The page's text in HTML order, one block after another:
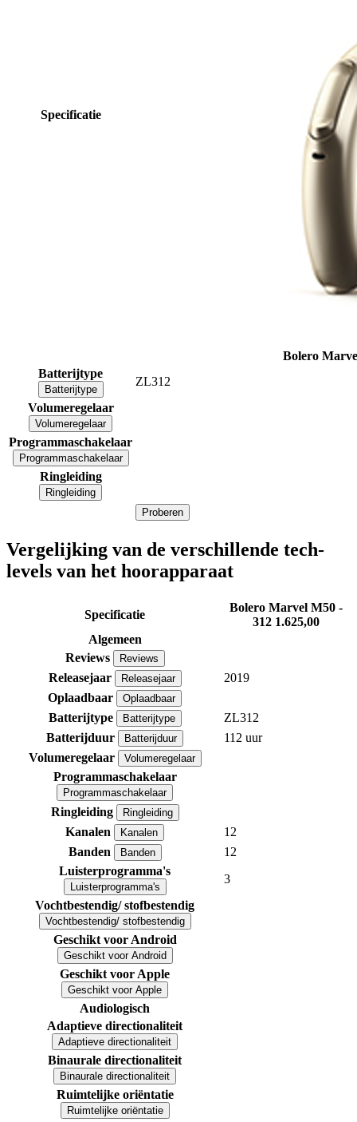
Specificatie
Bolero
Batterijtype
Batterijtype
ZL312
Volumeregelaar
Volumeregelaar
Programmaschakelaar
Programmaschakelaar
Ringleiding
Ringleiding
Proberen
Vergelijking van de verschillende tech-
levels van het hoorapparaat
Specificatie
Bolero Marvel M50 -
312 1.625,00
Algemeen
Reviews
Reviews
Releasejaar Releasejaar
2019
Oplaadbaar
Oplaadbaar
Batterijtype Batterijtype
ZL312
Batterijduur
Batterijduur
112 uur
Volumeregelaar
Volumeregelaar
Programmaschakelaar
Programmaschakelaar
Ringleiding Ringleiding
Kanalen Kanalen
12
Banden
Banden
12
Luisterprogramma's
Luisterprogramma's
3
Vochtbestendig/ stofbestendig
Vochtbestendig/ stofbestendig
Geschikt voor Android
Geschikt voor Android
Geschikt voor Apple
Geschikt voor Apple
Audiologisch
Adaptieve directionaliteit
Adaptieve directionaliteit
Binaurale directionaliteit
Binaurale directionaliteit
Ruimtelijke oriëntatie
Ruimtelijke oriëntatie